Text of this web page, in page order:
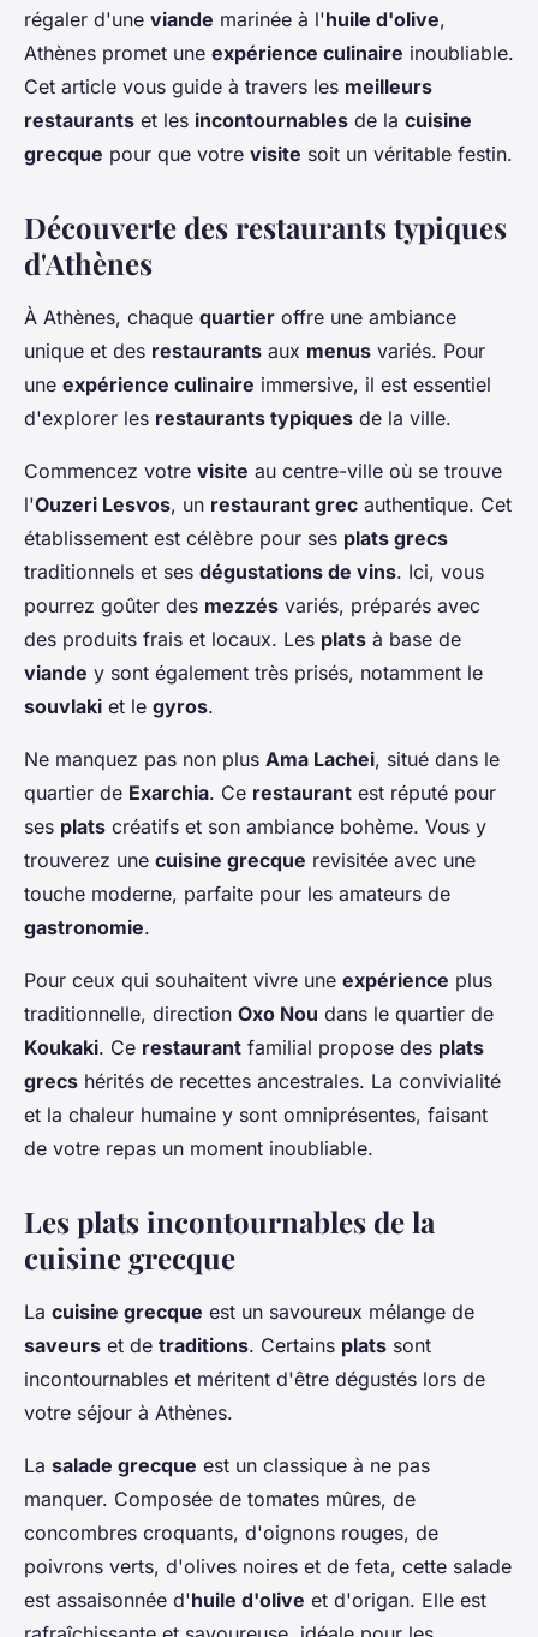
régaler d'une viande marinée à l'huile d'olive,
Athènes promet une expérience culinaire inoubliable.
Cet article vous guide à travers les meilleurs
restaurants et les incontournables de la cuisine
grecque pour que votre visite soit un véritable festin.
Découverte des restaurants typiques
d'Athènes
À Athènes, chaque quartier offre une ambiance
unique et des restaurants aux menus variés. Pour
une expérience culinaire immersive, il est essentiel
d'explorer les restaurants typiques de la ville.
Commencez votre visite au centre-ville où se trouve
l'Ouzeri Lesvos, un restaurant grec authentique. Cet
établissement est célèbre pour ses plats grecs
traditionnels et ses dégustations de vins. Ici, vous
pourrez goûter des mezzés variés, préparés avec
des produits frais et locaux. Les plats à base de
viande y sont également très prisés, notamment le
souvlaki et le gyros.
Ne manquez pas non plus Ama Lachei, situé dans le
quartier de Exarchia. Ce restaurant est réputé pour
ses plats créatifs et son ambiance bohème. Vous y
trouverez une cuisine grecque revisitée avec une
touche moderne, parfaite pour les amateurs de
gastronomie.
Pour ceux qui souhaitent vivre une expérience plus
traditionnelle, direction Oxo Nou dans le quartier de
Koukaki. Ce restaurant familial propose des plats
grecs hérités de recettes ancestrales. La convivialité
et la chaleur humaine y sont omniprésentes, faisant
de votre repas un moment inoubliable.
Les plats incontournables de la
cuisine grecque
La cuisine grecque est un savoureux mélange de
saveurs et de traditions. Certains plats sont
incontournables et méritent d'être dégustés lors de
votre séjour à Athènes.
La salade grecque est un classique à ne pas
manquer. Composée de tomates mûres, de
concombres croquants, d'oignons rouges, de
poivrons verts, d'olives noires et de feta, cette salade
est assaisonnée d'huile d'olive et d'origan. Elle est